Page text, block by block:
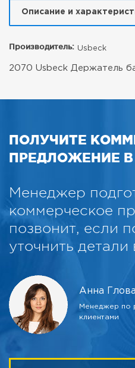
Описание и
Производитель: Usbeck
2070 Usbeck Держатель
ПОЛУЧИТЕ
ПРЕДЛОЖЕНИЕ В
Менеджер
коммерческое
позвонит, если
уточнить детали
Анна
Менеджер по
клиентами